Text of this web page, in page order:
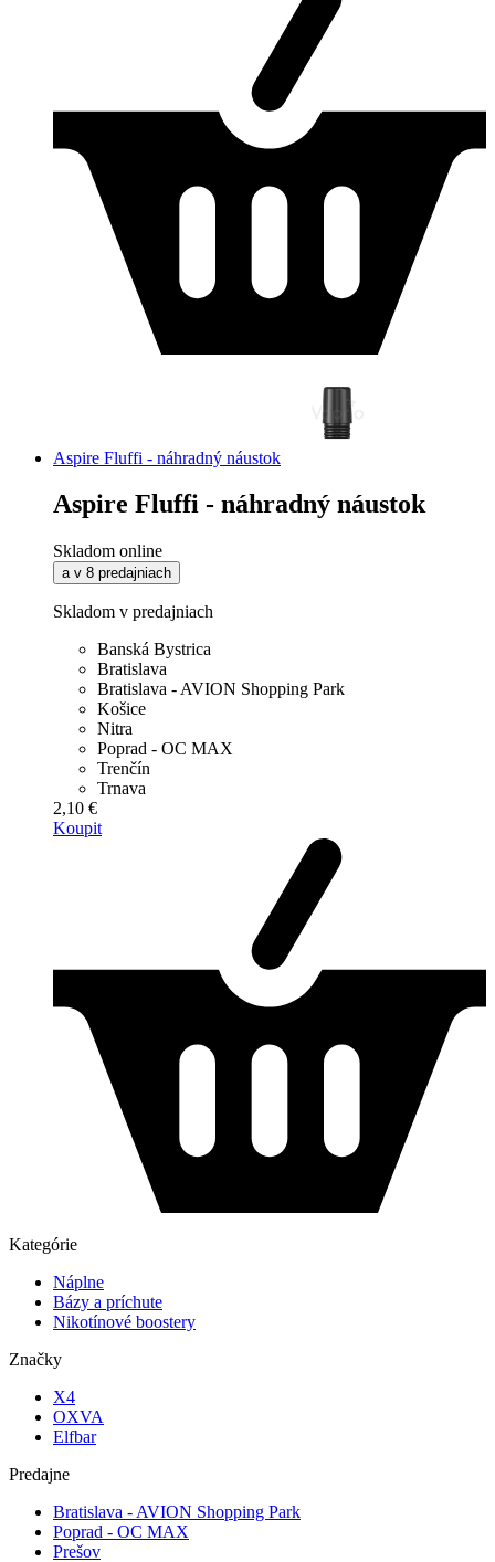
Aspire Fluffi - náhradný náustok
Aspire Fluffi - náhradný náustok
Skladom online
a v 8 predajniach
Skladom v predajniach
Banská Bystrica
Bratislava
Bratislava - AVION Shopping Park
Košice
Nitra
Poprad - OC MAX
Trenčín
Trnava
2,10 €
Koupit
Kategórie
Náplne
Bázy a príchute
Nikotínové boostery
Značky
X4
OXVA
Elfbar
Predajne
Bratislava - AVION Shopping Park
Poprad - OC MAX
Prešov